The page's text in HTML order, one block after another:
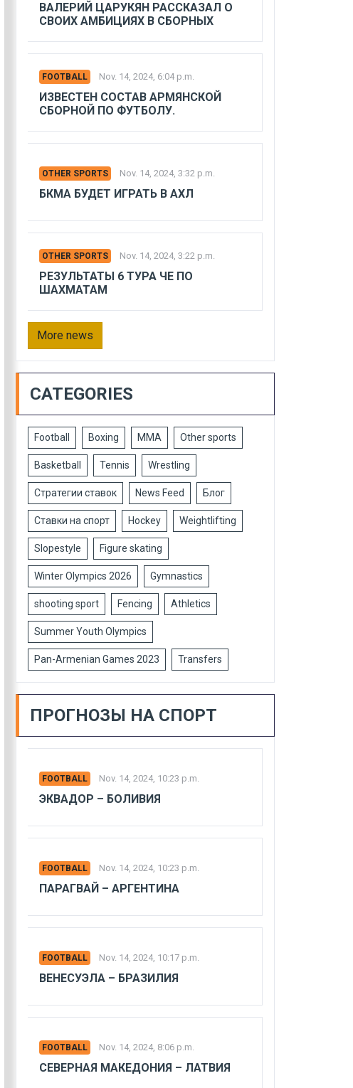
ВАЛЕРИЙ ЦАРУКЯН РАССКАЗАЛ О
СВОИХ АМБИЦИЯХ В СБОРНЫХ
FOOTBALL Nov. 14, 2024, 6:04 p.m.
ИЗВЕСТЕН СОСТАВ АРМЯНСКОЙ
СБОРНОЙ ПО ФУТБОЛУ.
OTHER SPORTS Nov. 14, 2024, 3:32 p.m.
БКМА БУДЕТ ИГРАТЬ В АХЛ
OTHER SPORTS Nov. 14, 2024, 3:22 p.m.
РЕЗУЛЬТАТЫ 6 ТУРА ЧЕ ПО
ШАХМАТАМ
More news
CATEGORIES
Football Boxing MMA Other sports
Basketball Tennis Wrestling
Стратегии ставок News Feed Блог
Ставки на спорт Hockey Weightlifting
Slopestyle Figure skating
Winter Olympics 2026 Gymnastics
shooting sport Fencing Athletics
Summer Youth Olympics
Pan-Armenian Games 2023 Transfers
ПРОГНОЗЫ НА СПОРТ
FOOTBALL Nov. 14, 2024, 10:23 p.m.
ЭКВАДОР – БОЛИВИЯ
FOOTBALL Nov. 14, 2024, 10:23 p.m.
ПАРАГВАЙ – АРГЕНТИНА
FOOTBALL Nov. 14, 2024, 10:17 p.m.
ВЕНЕСУЭЛА – БРАЗИЛИЯ
FOOTBALL Nov. 14, 2024, 8:06 p.m.
СЕВЕРНАЯ МАКЕДОНИЯ – ЛАТВИЯ